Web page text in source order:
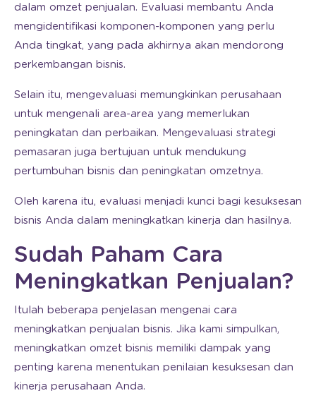
dalam omzet penjualan. Evaluasi membantu Anda
mengidentifikasi komponen-komponen yang perlu
Anda tingkat, yang pada akhirnya akan mendorong
perkembangan bisnis.
Selain itu, mengevaluasi memungkinkan perusahaan
untuk mengenali area-area yang memerlukan
peningkatan dan perbaikan. Mengevaluasi strategi
pemasaran juga bertujuan untuk mendukung
pertumbuhan bisnis dan peningkatan omzetnya.
Oleh karena itu, evaluasi menjadi kunci bagi kesuksesan
bisnis Anda dalam meningkatkan kinerja dan hasilnya.
Sudah Paham Cara
Meningkatkan Penjualan?
Itulah beberapa penjelasan mengenai cara
meningkatkan penjualan bisnis. Jika kami simpulkan,
meningkatkan omzet bisnis memiliki dampak yang
penting karena menentukan penilaian kesuksesan dan
kinerja perusahaan Anda.